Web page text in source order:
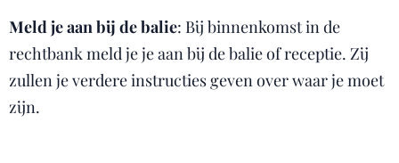
Meld je aan bij de balie: Bij binnenkomst in de
rechtbank meld je je aan bij de balie of receptie. Zij
zullen je verdere instructies geven over waar je moet
zijn.